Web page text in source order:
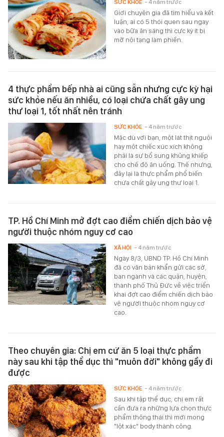
Giới chuyên gia đã tìm hiểu và kết
luận, ai có 5 thói quen sau ngay
vào bữa ăn sáng thì cực kỳ ít bị
mỡ nội tạng làm phiền.
SỨC KHỎE - 4 năm trước
4 thực phẩm bếp nhà ai cũng sẵn nhưng cực kỳ hại
sức khỏe nếu ăn nhiều, có loại chứa chất gây ung
thư loại 1, tốt nhất nên tránh
Mặc dù với bạn, một lát thịt nguội
hay một chiếc xúc xích không
phải là sự bổ sung khủng khiếp
cho chế độ ăn uống. Thế nhưng,
đây lại là thực phẩm phổ biến
chứa chất gây ung thư loại 1.
SỨC KHỎE - 4 năm trước
TP. Hồ Chí Minh mở đợt cao điểm chiến dịch bảo vệ
người thuộc nhóm nguy cơ cao
Ngày 8/3, UBND TP. Hồ Chí Minh
đã có văn bản khẩn gửi các sở,
ban ngành và các quận, huyện,
thành phố Thủ Đức về việc triển
khai đợt cao điểm chiến dịch bảo
vệ người thuộc nhóm nguy cơ
cao.
XÃ HỘI - 4 năm trước
Theo chuyên gia: Chị em cứ ăn 5 loại thực phẩm
này sau khi tập thể dục thì "muôn đời" không gầy đi
được
Sau khi tập thể dục, chị em rất
cần đưa ra những lựa chọn thực
phẩm thông thái thì mới mong
"lột xác" body thành công.
SỨC KHỎE - 4 năm trước